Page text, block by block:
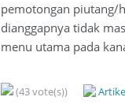
pemotongan piutang/
dianggapnya tidak
menu utama pada
(43 vote(s))